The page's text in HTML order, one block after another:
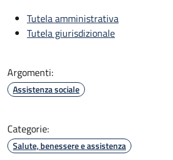
Tutela amministrativa
Tutela giurisdizionale
Argomenti:
Assistenza sociale
Categorie:
Salute, benessere e assistenza